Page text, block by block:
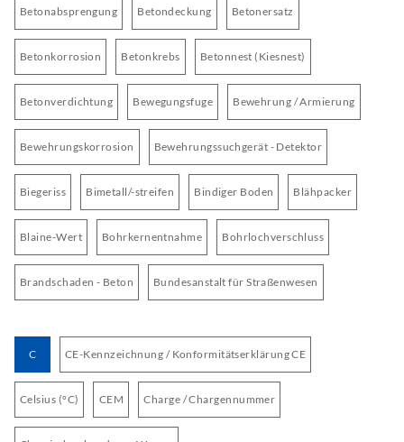
Betonabsprengung Betondeckung Betonersatz
Betonkorrosion Betonkrebs Betonnest (Kiesnest)
Betonverdichtung Bewegungsfuge Bewehrung / Armierung
Bewehrungskorrosion Bewehrungssuchgerät - Detektor
Biegeriss Bimetall/-streifen Bindiger Boden Blähpacker
Blaine-Wert Bohrkernentnahme Bohrlochverschluss
Brandschaden - Beton Bundesanstalt für Straßenwesen
C CE-Kennzeichnung / Konformitätserklärung CE
Celsius (°C) CEM Charge / Chargennummer